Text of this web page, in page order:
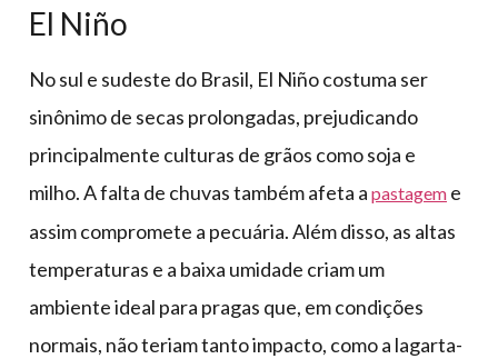
El Niño
No sul e sudeste do Brasil, El Niño costuma ser
sinônimo de secas prolongadas, prejudicando
principalmente culturas de grãos como soja e
milho. A falta de chuvas também afeta a pastagem e
assim compromete a pecuária. Além disso, as altas
temperaturas e a baixa umidade criam um
ambiente ideal para pragas que, em condições
normais, não teriam tanto impacto, como a lagarta-